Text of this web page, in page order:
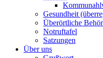
Gesundheit
Überörtliche
Notruftafel
Satzungen
Über uns